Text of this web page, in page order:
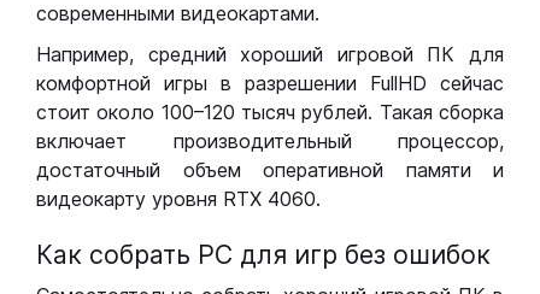
современными видеокартами.
Например, средний хороший игровой ПК для
комфортной игры в разрешении FullHD сейчас
стоит около 100–120 тысяч рублей. Такая сборка
включает производительный процессор,
достаточный объем оперативной памяти и
видеокарту уровня RTX 4060.
Как собрать РС для игр без ошибок